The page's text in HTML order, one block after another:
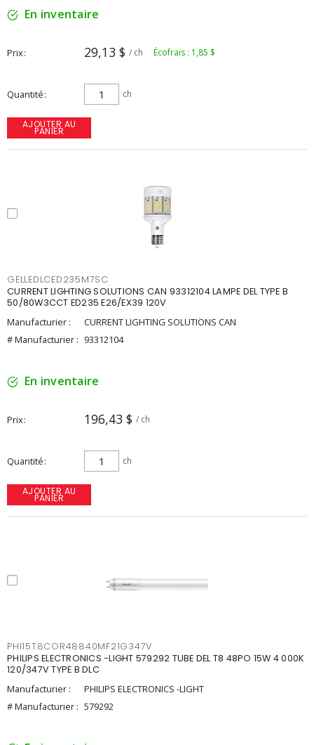
En inventaire
Prix 29,13 $ / ch Écofrais : 1,85 $
Quantité ch
AJOUTER AU
PANIER
GELLEDLCED235M7SC
CURRENT LIGHTING SOLUTIONS CAN 93312104 LAMPE DEL TYPE B
50/80W3CCT ED235 E26/EX39 120V
Manufacturier :
CURRENT LIGHTING SOLUTIONS CAN
# Manufacturier : 93312104
En inventaire
Prix 196,43 $ / ch
Quantité ch
AJOUTER AU
PANIER
PHI15T8COR48840MF21G347V
PHILIPS ELECTRONICS -LIGHT 579292 TUBE DEL T8 48PO 15W 4 000K
120/347V TYPE B DLC
Manufacturier :
PHILIPS ELECTRONICS -LIGHT
# Manufacturier : 579292